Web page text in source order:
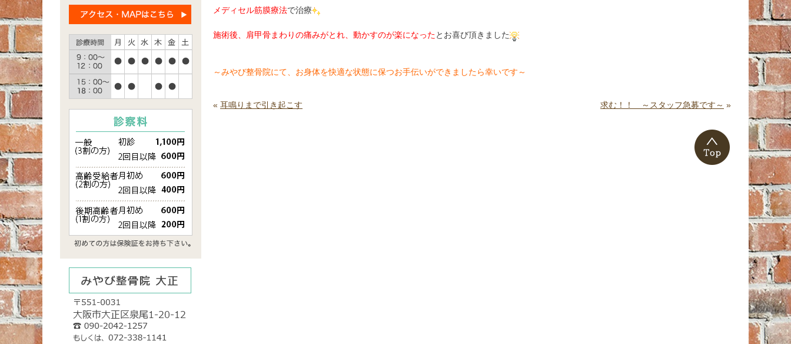
メディセル筋膜療法で治療
施術後、肩甲骨まわりの痛みがとれ、動かすのが楽になったとお喜び頂きました
～みやび整骨院にて、お身体を快適な状態に保つお手伝いができましたら幸いです～
« 耳鳴りまで引き起こす 求む！！ ～スタッフ急募です～ »